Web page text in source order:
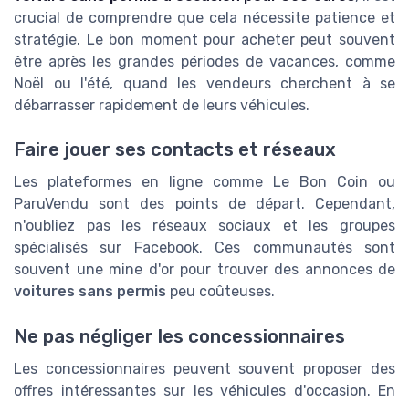
crucial de comprendre que cela nécessite patience et
stratégie. Le bon moment pour acheter peut souvent
être après les grandes périodes de vacances, comme
Noël ou l'été, quand les vendeurs cherchent à se
débarrasser rapidement de leurs véhicules.
Faire jouer ses contacts et réseaux
Les plateformes en ligne comme Le Bon Coin ou
ParuVendu sont des points de départ. Cependant,
n'oubliez pas les réseaux sociaux et les groupes
spécialisés sur Facebook. Ces communautés sont
souvent une mine d'or pour trouver des annonces de
voitures sans permis peu coûteuses.
Ne pas négliger les concessionnaires
Les concessionnaires peuvent souvent proposer des
offres intéressantes sur les véhicules d'occasion. En